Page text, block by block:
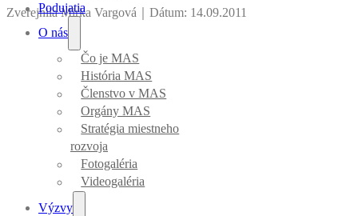
Podujatia
O nás
Čo je MAS
História MAS
Členstvo v MAS
Orgány MAS
Stratégia miestneho
rozvoja
Fotogaléria
Videogaléria
Výzvy
Zverejnila Mirka Vargová Dátum: 14.09.2011